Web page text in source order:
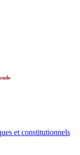
et constitutionnels